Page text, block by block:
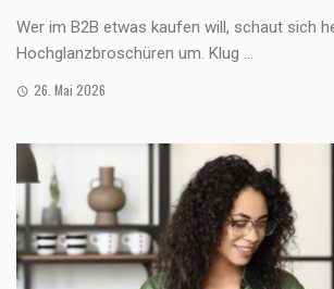
Wer im B2B etwas kaufen will, schaut sich
Hochglanzbroschüren um. Klug ...
26. Mai 2026